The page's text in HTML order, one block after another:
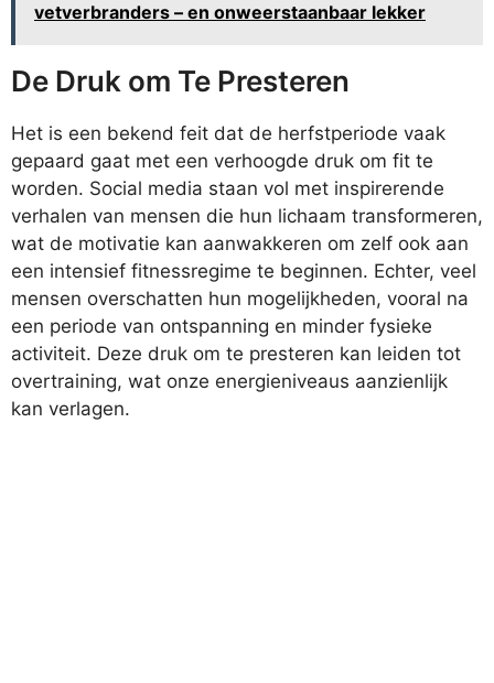
vetverbranders – en onweerstaanbaar lekker
De Druk om Te Presteren
Het is een bekend feit dat de herfstperiode vaak
gepaard gaat met een verhoogde druk om fit te
worden. Social media staan vol met inspirerende
verhalen van mensen die hun lichaam transformeren,
wat de motivatie kan aanwakkeren om zelf ook aan
een intensief fitnessregime te beginnen. Echter, veel
mensen overschatten hun mogelijkheden, vooral na
een periode van ontspanning en minder fysieke
activiteit. Deze druk om te presteren kan leiden tot
overtraining, wat onze energieniveaus aanzienlijk
kan verlagen.